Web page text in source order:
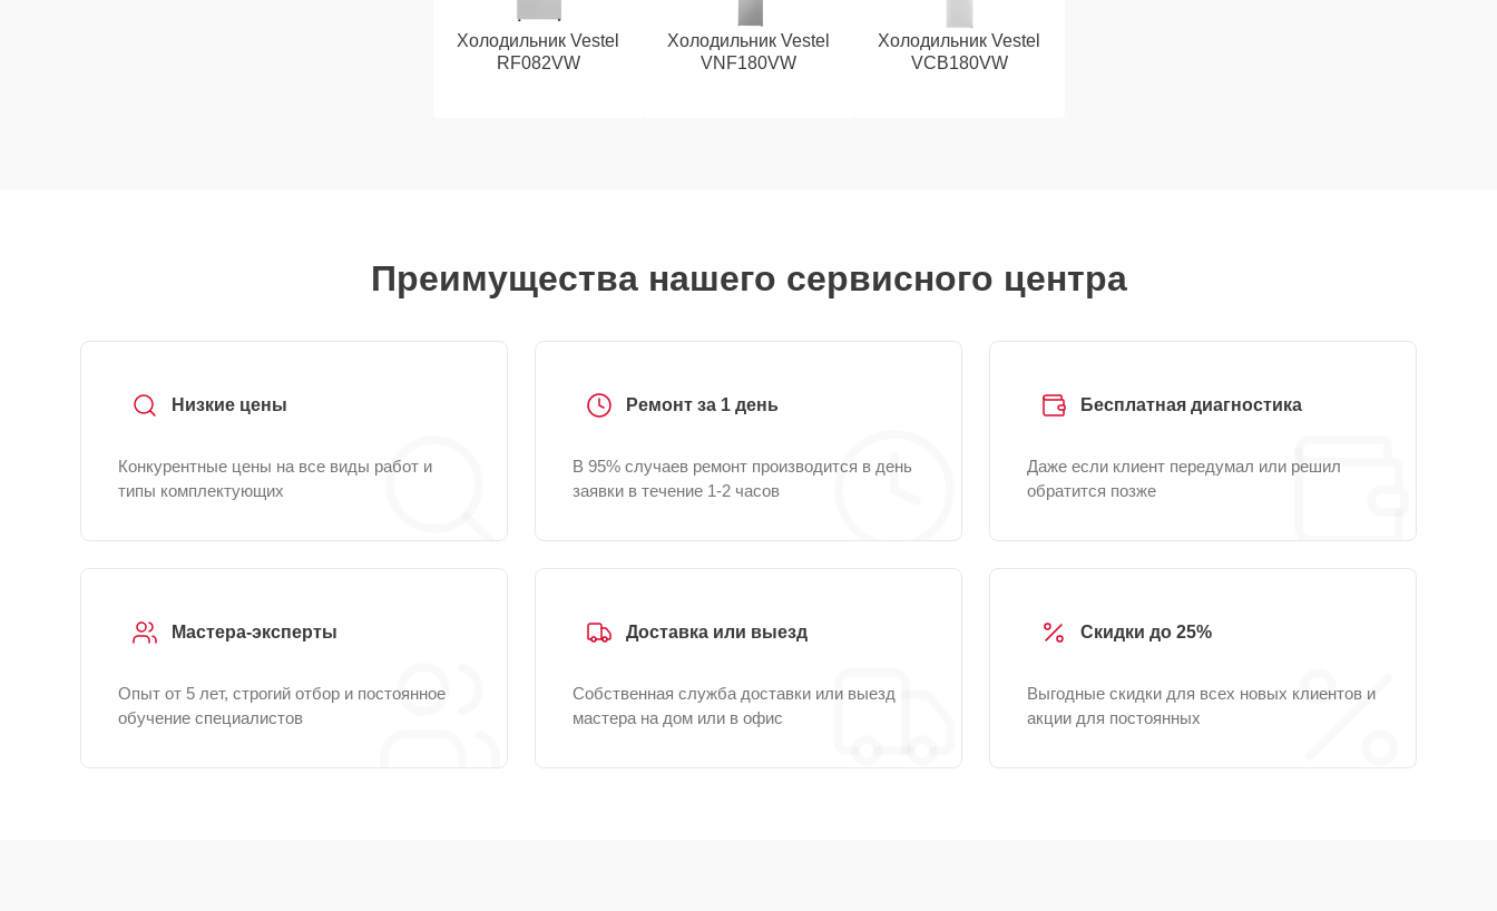
Холодильник Vestel
RF082VW
Холодильник Vestel
VNF180VW
Холодильник Vestel
VCB180VW
Преимущества нашего сервисного центра
Низкие цены
Конкурентные цены на все виды работ и
типы комплектующих
Ремонт за 1 день
В 95% случаев ремонт производится в день
заявки в течение 1-2 часов
Бесплатная диагностика
Даже если клиент передумал или решил
обратится позже
Мастера-эксперты
Опыт от 5 лет, строгий отбор и постоянное
обучение специалистов
Доставка или выезд
Собственная служба доставки или выезд
мастера на дом или в офис
Скидки до 25%
Выгодные скидки для всех новых клиентов и
акции для постоянных